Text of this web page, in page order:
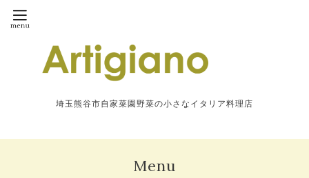
埼玉熊谷市自家菜園野菜の小さなイタリア料理店
Menu